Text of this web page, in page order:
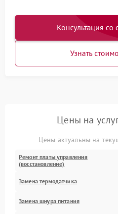
Консультация со
Узнать
Цены на
Цены актуальны на
Ремонт платы управления
(восстановление)
Замена термодатчика
Замена шнура питания